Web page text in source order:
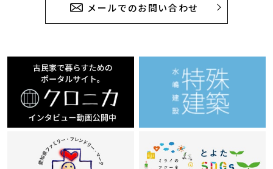
2022年1月
2021年11月
2021年10月
メールでのお問い合わせ